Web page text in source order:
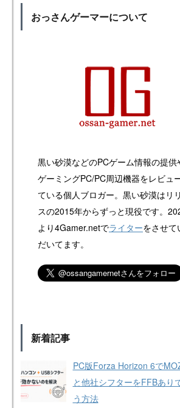
おっさんゲーマーについて
黒い砂漠などのPCゲーム情報の提供
ゲーミングPC/PC周辺機器をレビュ
ている個人ブロガー。黒い砂漠はリ
スの2015年からずっと現役です。
より4Gamer.netでライターをさせて
だいてます。
新着記事
PC版Forza Horizon 6で
と他社シフターをFFBあり
う方法